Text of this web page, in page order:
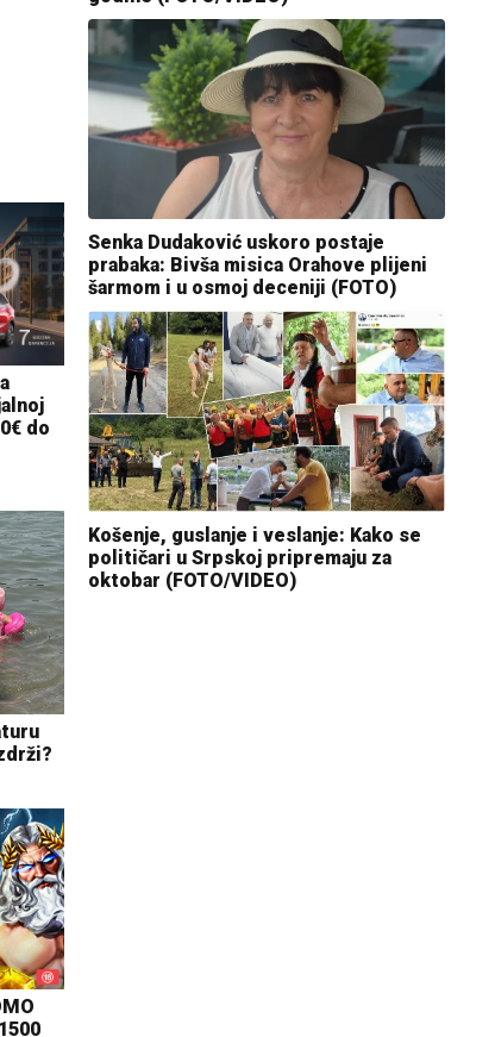
do
Senka Dudaković uskoro postaje
prabaka: Bivša misica Orahove plijeni
šarmom i u osmoj deceniji (FOTO)
Košenje, guslanje i veslanje: Kako se
političari u Srpskoj pripremaju za
oktobar (FOTO/VIDEO)